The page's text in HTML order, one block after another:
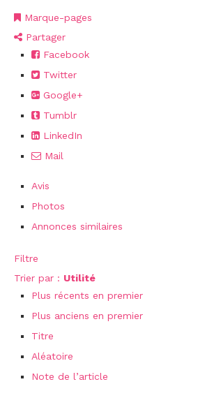
Marque-pages
Partager
Facebook
Twitter
Google+
Tumblr
LinkedIn
Mail
Avis
Photos
Annonces similaires
Filtre
Trier par : Utilité
Plus récents en premier
Plus anciens en premier
Titre
Aléatoire
Note de l’article